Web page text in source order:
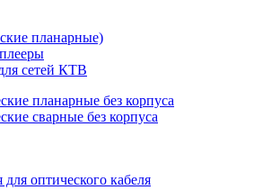
планарные)
сетей КТВ
планарные без корпуса
сварные без корпуса
оптического кабеля